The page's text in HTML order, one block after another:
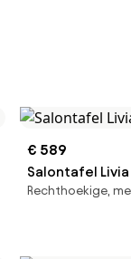
€ 589
Salontafel Livia
Rechthoekige,